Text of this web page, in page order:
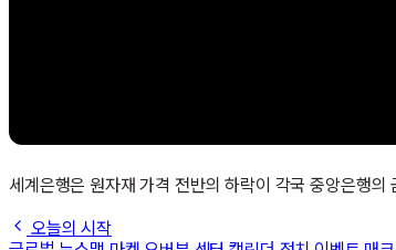
세계은행은 원자재 가격 전반의 하락이 각국 중앙은행
오늘의 시작